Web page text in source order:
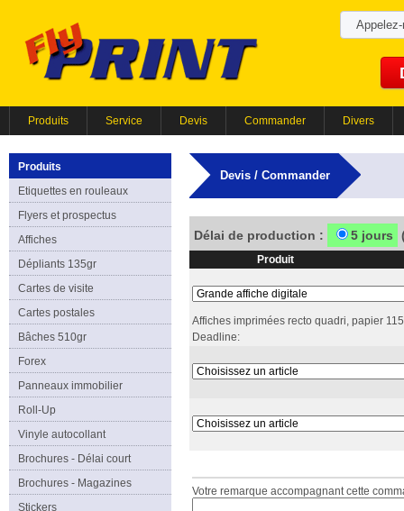
Produits Service Devis Commander Divers
Produits
Etiquettes en rouleaux
Flyers et prospectus
Affiches
Dépliants 135gr
Cartes de visite
Cartes postales
Bâches 510gr
Forex
Panneaux immobilier
Roll-Up
Vinyle autocollant
Brochures - Délai court
Brochures - Magazines
Stickers
Devis / Commander
Délai de production : 5 jours
Produit
Affiches imprimées recto quadri, papier
Deadline:
Votre remarque accompagnant cette